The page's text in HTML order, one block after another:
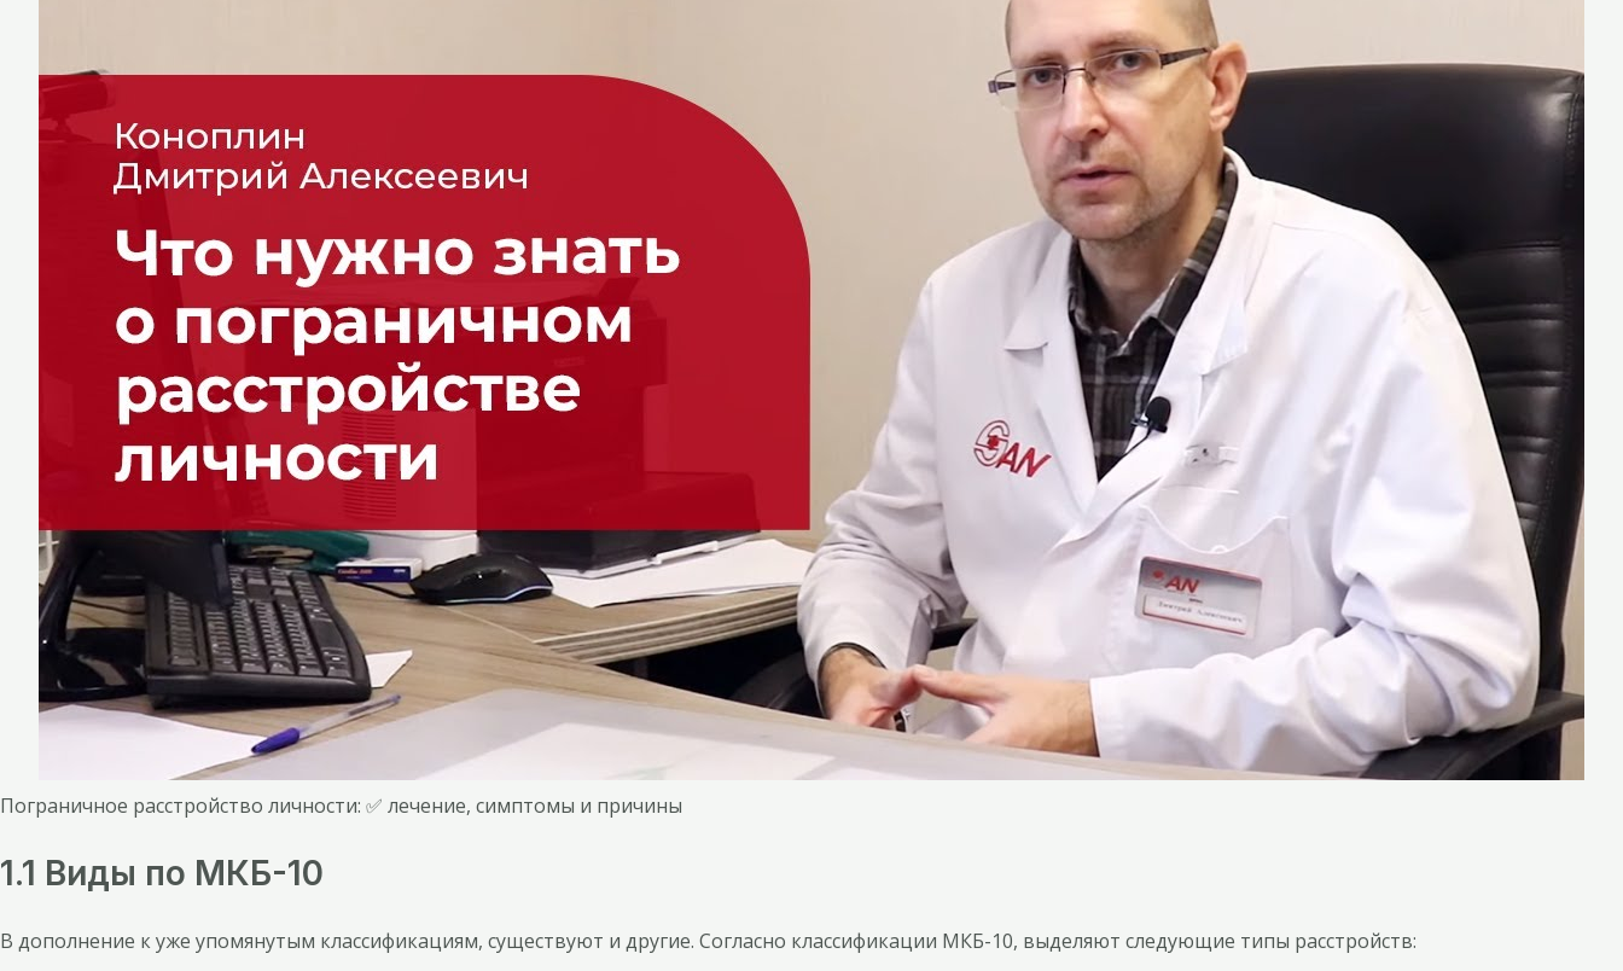
Пограничное расстройство личности: ✅ лечение, симптомы и причины
1.1 Виды по МКБ-10
В дополнение к уже упомянутым классификациям, существуют и другие. Согласно классификации МКБ-10, выделяют следующие типы расстройств: